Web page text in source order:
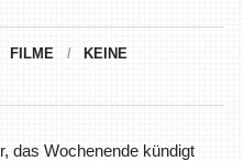
FILME
KEINE
das Wochenende kündigt